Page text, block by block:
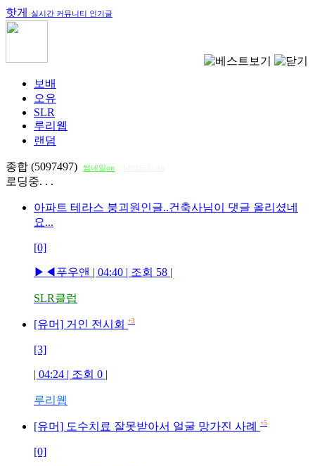
핫게 실시간 커뮤니티 인기글
보배
오유
SLR
루리웹
랜덤
종합 (5097497) 썸네일on
로딩중. . .
아파트 테라스 붕괴원인글..건축사님이 댓글 올리셨네
요...
[0]
▶◀푸우앤 | 04:40 | 조회 58 |
SLR클럽
[유머] 거인 전시회 +3
[3]
| 04:24 | 조회 0 |
루리웹
[유머] 도수치료 잘못받아서 얼굴 망가진 사례 +5
[0]